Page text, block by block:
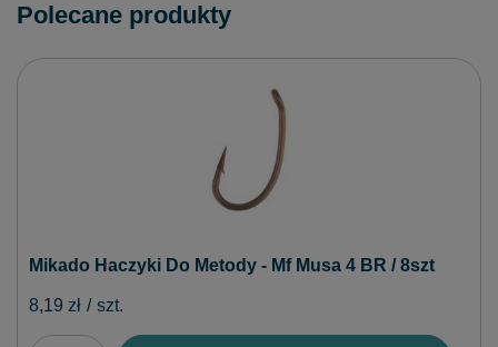
Polecane produkty
Mikado Haczyki Do Metody - Mf Musa 4 BR / 8szt
8,19 zł / szt.